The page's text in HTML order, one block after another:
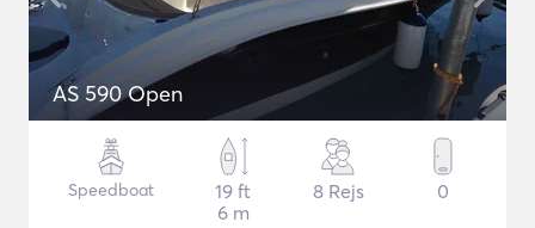
AS 590 Open
Speedboat
19 ft
6 m
8 Rejs 0